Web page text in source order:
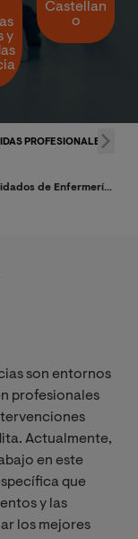
y
Castellan
o
PROFESIONALES
Maestría en Cuidados de Enfermería de Urgencias y Emergencias
son entornos
profesionales
Actualmente,
en este
que
y las
los mejores